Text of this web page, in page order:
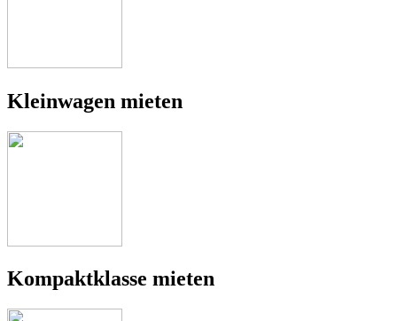
Kleinwagen mieten
Kompaktklasse mieten